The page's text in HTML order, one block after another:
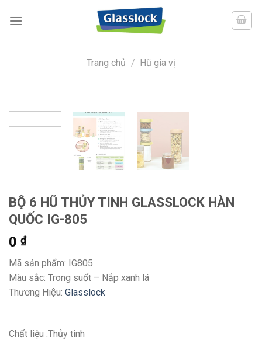
Trang chủ / Hũ gia vị
BỘ 6 HŨ THỦY TINH GLASSLOCK HÀN
QUỐC IG-805
0 ₫
Mã sản phẩm: IG805
Màu sắc: Trong suốt – Nắp xanh lá
Thương Hiệu: Glasslock
Chất liệu :Thủy tinh